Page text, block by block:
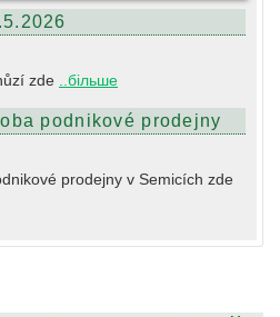
zde
..більше
podnikové prodejny
prodejny v Semicích zde